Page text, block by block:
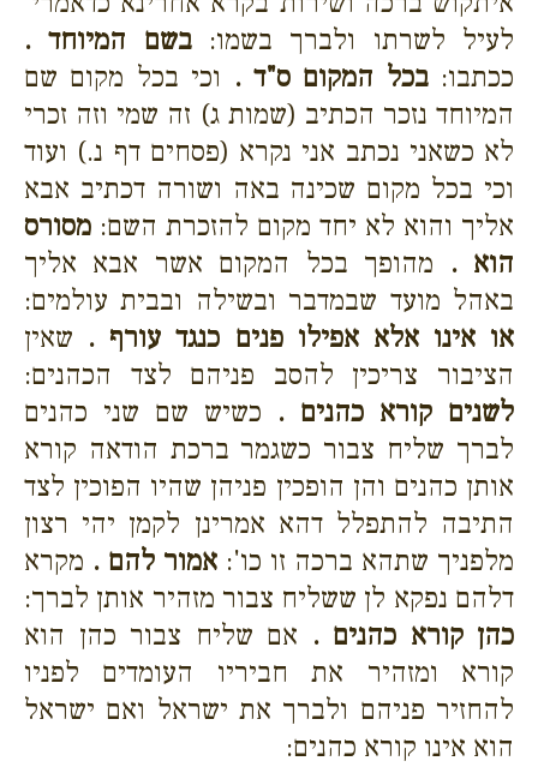
לעיל לשרתו ולברך בשמו:בשם המיוחד .
ככתבו:בכל המקום ס"ד . וכי בכל מקום שם
המיוחד נזכר הכתיב (שמות ג) זה שמי וזה זכרי
לא כשאני נכתב אני נקרא (פסחים דף נ.) ועוד
וכי בכל מקום שכינה באה ושורה דכתיב אבא
אליך והוא לא יחד מקום להזכרת השם: מסורס
הוא . מהופך בכל המקום אשר אבא אליך
באהל מועד שבמדבר ובשילה ובבית עולמים:
או אינו אלא אפילו פנים כנגד עורף . שאין
הציבור צריכין להסב פניהם לצד הכהנים:
לשנים קורא כהנים . כשיש שם שני כהנים
לברך שליח צבור כשגמר ברכת הודאה קורא
אותן כהנים והן הופכין פניהן שהיו הפוכין לצד
התיבה להתפלל דהא אמרינן לקמן יהי רצון
מלפניך שתהא ברכה זו כו': אמור להם . מקרא
דלהם נפקא לן ששליח צבור מזהיר אותן לברך:
כהן קורא כהנים . אם שליח צבור כהן הוא
קורא ומזהיר את חביריו העומדים לפניו
להחזיר פניהם ולברך את ישראל ואם ישראל
הוא אינו קורא כהנים: